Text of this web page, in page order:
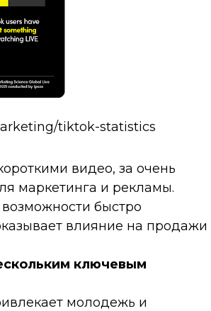
tiktok-statistics
видео, за очень
маркетинга и рекламы.
быстро
влияние на продажи
ключевым
молодежь и